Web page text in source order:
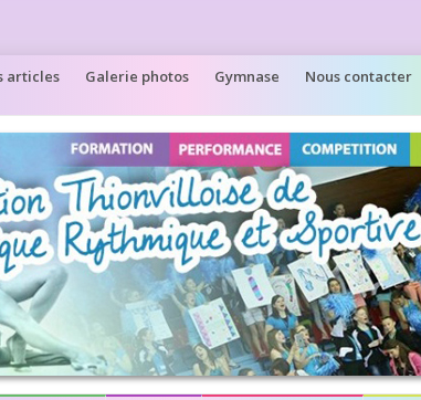
articles Galerie photos Gymnase Nous contacter